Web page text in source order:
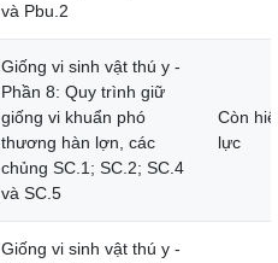
và Pbu.2
Giống vi sinh vật thú y -
Phần 8: Quy trình giữ
giống vi khuẩn phó
thương hàn lợn, các
chủng SC.1; SC.2; SC.4
và SC.5
Còn
lực
Giống vi sinh vật thú y -